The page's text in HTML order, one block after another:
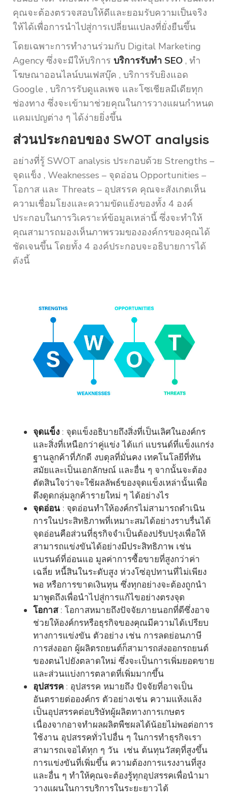
คุณจะต้องตรวจสอบให้ดีและยอมรับความเป็นจริง
ให้ได้เพื่อการนำไปสู่การเปลี่ยนแปลงที่ยั่งยืนขึ้น
โดยเฉพาะการทำงานร่วมกับ Digital Marketing
Agency ซึ่งจะมีให้บริการ บริการรับทำ SEO , ทำ
โฆษณาออนไลน์บนเฟสบุ๊ค , บริการรับยิงแอด
Google , บริการรับดูแลเพจ และโซเชียลมีเดียทุก
ช่องทาง ซึ่งจะเข้ามาช่วยคุณในการวางแผนกำหนด
แคมเปญต่าง ๆ ได้ง่ายยิ่งขึ้น
ส่วนประกอบของ SWOT analysis
อย่างที่รู้ SWOT analysis ประกอบด้วย Strengths –
จุดแข็ง , Weaknesses – จุดอ่อน Opportunities –
โอกาส และ Threats – อุปสรรค คุณจะสังเกตเห็น
ความเชื่อมโยงและความขัดแย้งของทั้ง 4 องค์
ประกอบในการวิเคราะห์ข้อมูลเหล่านี้ ซึ่งจะทำให้
คุณสามารถมองเห็นภาพรวมขององค์กรของคุณได้
ชัดเจนขึ้น โดยทั้ง 4 องค์ประกอบจะอธิบายการได้
ดังนี้
จุดแข็ง : จุดแข็งอธิบายถึงสิ่งที่เป็นเลิศในองค์กร
และสิ่งที่เหนือกว่าคู่แข่ง ได้แก่ แบรนด์ที่แข็งแกร่ง
ฐานลูกค้าที่ภักดี งบดุลที่มั่นคง เทคโนโลยีที่ทัน
สมัยและเป็นเอกลักษณ์ และอื่น ๆ จากนั้นจะต้อง
ตัดสินใจว่าจะใช้ผลลัพธ์ของจุดแข็งเหล่านั้นเพื่อ
ดึงดูดกลุ่มลูกค้ารายใหม่ ๆ ได้อย่างไร
จุดอ่อน : จุดอ่อนทำให้องค์กรไม่สามารถดำเนิน
การในประสิทธิภาพที่เหมาะสมได้อย่างราบรื่นได้
จุดอ่อนคือส่วนที่ธุรกิจจำเป็นต้องปรับปรุงเพื่อให้
สามารถแข่งขันได้อย่างมีประสิทธิภาพ เช่น
แบรนด์ที่อ่อนแอ มูลค่าการซื้อขายที่สูงกว่าค่า
เฉลี่ย หนี้สินในระดับสูง ห่วงโซ่อุปทานที่ไม่เพียง
พอ หรือการขาดเงินทุน ซึ่งทุกอย่างจะต้องถูกนำ
มาพูดถึงเพื่อนำไปสู่การแก้ไขอย่างตรงจุด
โอกาส: โอกาสหมายถึงปัจจัยภายนอกที่ดีซึ่งอาจ
ช่วยให้องค์กรหรือธุรกิจของคุณมีความได้เปรียบ
ทางการแข่งขัน ตัวอย่าง เช่น การลดย่อนภาษี
การส่งออก ผู้ผลิตรถยนต์ก็สามารถส่งออกรถยนต์
ของตนไปยังตลาดใหม่ ซึ่งจะเป็นการเพิ่มยอดขาย
และส่วนแบ่งการตลาดที่เพิ่มมากขึ้น
อุปสรรค : อุปสรรค หมายถึง ปัจจัยที่อาจเป็น
อันตรายต่อองค์กร ตัวอย่างเช่น ความแห้งแล้ง
เป็นอุปสรรคต่อบริษัทผู้ผลิตทางการเกษตร
เนื่องจากอาจทำผลผลิตพืชผลได้น้อยไม่พอต่อการ
ใช้งาน อุปสรรคทั่วไปอื่น ๆ ในการทำธุรกิจเรา
สามารถเจอได้ทุก ๆ วัน เช่น ต้นทุนวัสดุที่สูงขึ้น
การแข่งขันที่เพิ่มขึ้น ความต้องการแรงงานที่สูง
และอื่น ๆ ทำให้คุณจะต้องรู้ทุกอุปสรรคเพื่อนำมา
วางแผนในการบริการในระยะยาวได้